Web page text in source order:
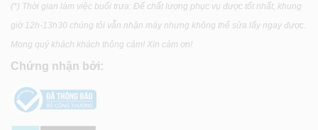
(*) Thời gian làm việc buổi trưa: Để chất lượng phục vụ được tốt nhất, khung
giờ 12h-13h30 chúng tôi vẫn nhận máy nhưng không thể sửa lấy ngay được.
Mong quý khách khách thông cảm! Xin cảm ơn!
Chứng nhận bởi: